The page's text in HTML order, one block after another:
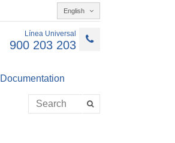
English
Línea Universal
900 203 203
Documentation